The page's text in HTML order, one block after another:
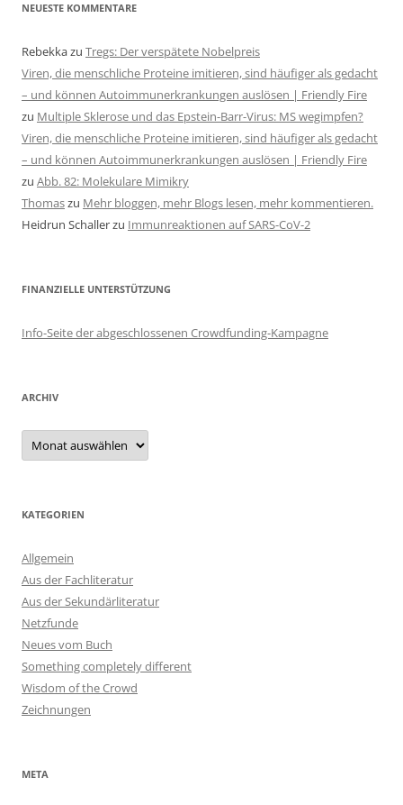
NEUESTE KOMMENTARE
Rebekkazu Tregs: Der verspätete Nobelpreis
Viren, die menschliche Proteine imitieren, sind häufiger als gedacht
– und können Autoimmunerkrankungen auslösen | Friendly Fire
zu Multiple Sklerose und das Epstein-Barr-Virus: MS wegimpfen?
Viren, die menschliche Proteine imitieren, sind häufiger als gedacht
– und können Autoimmunerkrankungen auslösen | Friendly Fire
zu Abb. 82: Molekulare Mimikry
Thomaszu Mehr bloggen, mehr Blogs lesen, mehr kommentieren.
Heidrun Schallerzu Immunreaktionen auf SARS-CoV-2
FINANZIELLE UNTERSTÜTZUNG
Info-Seite der abgeschlossenen Crowdfunding-Kampagne
ARCHIV
Archiv
KATEGORIEN
Allgemein
Aus der Fachliteratur
Aus der Sekundärliteratur
Netzfunde
Neues vom Buch
Something completely different
Wisdom of the Crowd
Zeichnungen
META